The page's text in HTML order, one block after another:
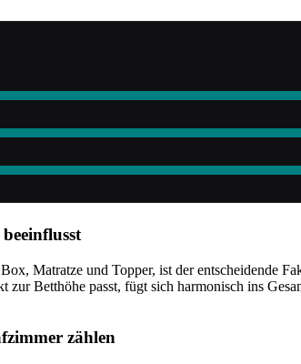
Box, Matratze und Topper, ist der entscheidende
zur Betthöhe passt, fügt sich harmonisch ins
zählen